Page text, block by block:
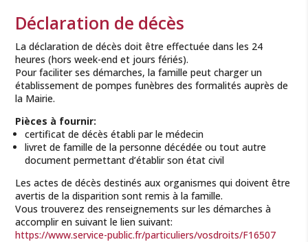
Déclaration de décès
La déclaration de décès doit être effectuée dans les 24
heures (hors week-end et jours fériés).
Pour faciliter ses démarches, la famille peut charger un
établissement de pompes funèbres des formalités auprès de
la Mairie.
Pièces à fournir:
certificat de décès établi par le médecin
livret de famille de la personne décédée ou tout autre
document permettant d’établir son état civil
Les actes de décès destinés aux organismes qui doivent être
avertis de la disparition sont remis à la famille.
Vous trouverez des renseignements sur les démarches à
accomplir en suivant le lien suivant:
https://www.service-public.fr/particuliers/vosdroits/F16507